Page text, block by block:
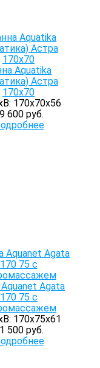
Aquatika
Астра
170х70
170х70х56
600 руб.
Agata
170 75 с
170х75х61
500 руб.